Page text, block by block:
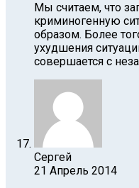
Мы считаем, что
криминогенную
образом. Более
ухудшения
совершается с
Сергей
21 Апрель 2014